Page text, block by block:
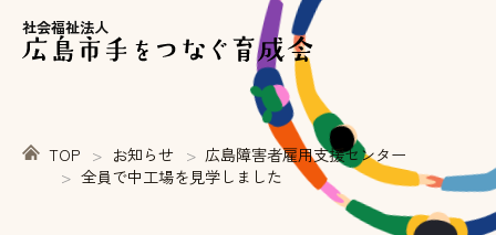
社会福祉法人
TOP お知らせ
広島障害者雇用支援センター
全員で中工場を見学しました